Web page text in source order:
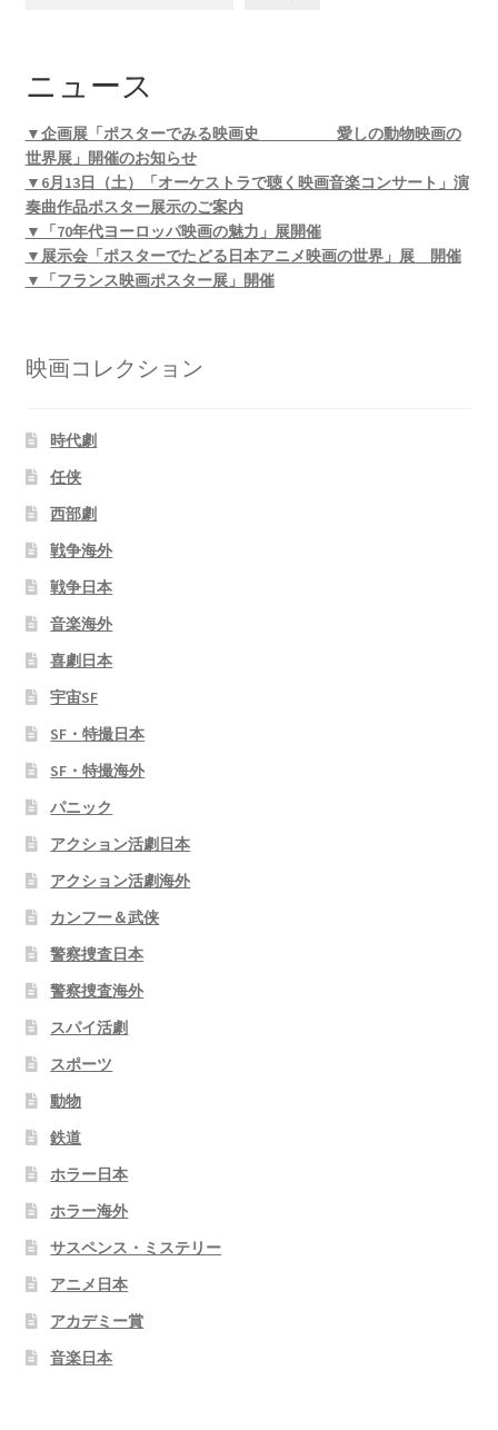
ニュース
▼企画展「ポスターでみる映画史 愛しの動物映画の
世界展」開催のお知らせ
▼6月13日（土）「オーケストラで聴く映画音楽コンサート」演
奏曲作品ポスター展示のご案内
▼「70年代ヨーロッパ映画の魅力」展開催
▼展示会「ポスターでたどる日本アニメ映画の世界」展 開催
▼「フランス映画ポスター展」開催
映画コレクション
時代劇
任侠
西部劇
戦争海外
戦争日本
音楽海外
喜劇日本
宇宙SF
SF・特撮日本
SF・特撮海外
パニック
アクション活劇日本
アクション活劇海外
カンフー＆武侠
警察捜査日本
警察捜査海外
スパイ活劇
スポーツ
動物
鉄道
ホラー日本
ホラー海外
サスペンス・ミステリー
アニメ日本
アカデミー賞
音楽日本